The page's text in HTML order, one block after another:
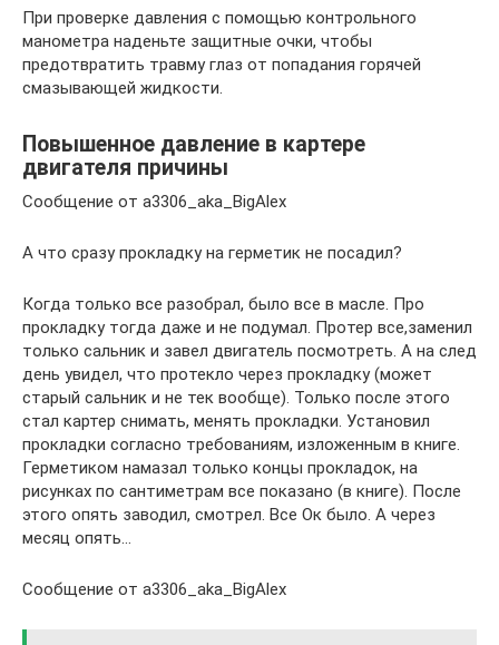
При проверке давления с помощью контрольного
манометра наденьте защитные очки, чтобы
предотвратить травму глаз от попадания горячей
смазывающей жидкости.
Повышенное давление в картере
двигателя причины
Сообщение от a3306_aka_BigAlex
А что сразу прокладку на герметик не посадил?
Когда только все разобрал, было все в масле. Про
прокладку тогда даже и не подумал. Протер все,заменил
только сальник и завел двигатель посмотреть. А на след
день увидел, что протекло через прокладку (может
старый сальник и не тек вообще). Только после этого
стал картер снимать, менять прокладки. Установил
прокладки согласно требованиям, изложенным в книге.
Герметиком намазал только концы прокладок, на
рисунках по сантиметрам все показано (в книге). После
этого опять заводил, смотрел. Все Ок было. А через
месяц опять…
Сообщение от a3306_aka_BigAlex